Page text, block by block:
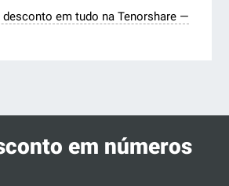
desconto em tudo na Tenorshare —
em números